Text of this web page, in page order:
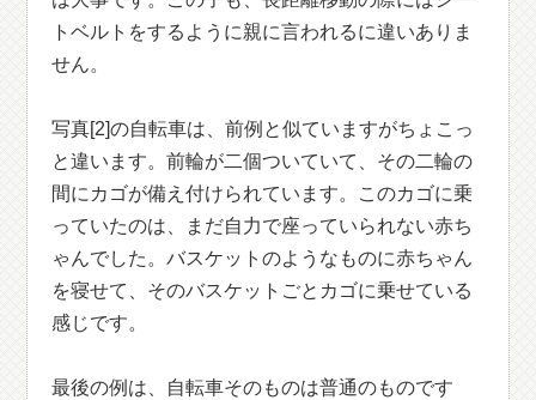
トベルトをするように親に言われるに違いありま
せん。
写真[2]の自転車は、前例と似ていますがちょこっ
と違います。前輪が二個ついていて、その二輪の
間にカゴが備え付けられています。このカゴに乗
っていたのは、まだ自力で座っていられない赤ち
ゃんでした。バスケットのようなものに赤ちゃん
を寝せて、そのバスケットごとカゴに乗せている
感じです。
最後の例は、自転車そのものは普通のものです